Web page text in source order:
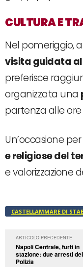
CULTURA E
Nel pomeriggio,
visita guidata
preferisce
organizzata una
partenza alle ore
Un’occasione
e religiose del
e valorizzazione
CASTELLAMMARE DI
ARTICOLO PRECEDENTE
Napoli Centrale, furti in
stazione: due arresti
Polizia